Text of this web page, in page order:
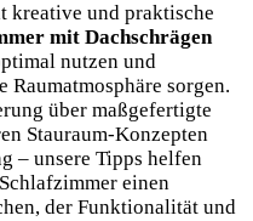
kreative und praktische
mit Dachschrägen
nutzen und
sorgen.
über maßgefertigte
Stauraum-Konzepten
– unsere Tipps helfen
einen
der Funktionalität und